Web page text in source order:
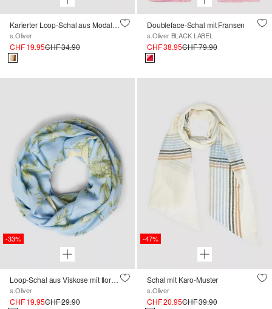
Karierter Loop-Schal aus Modalmix
s.Oliver
CHF 19.95CHF 34.90
Doubleface-Schal mit Fransen
s.Oliver BLACK LABEL
CHF 38.95CHF 79.90
-33%
Loop-Schal aus Viskose mit floralem Muster
s.Oliver
CHF 19.95CHF 29.90
-47%
Schal mit Karo-Muster
s.Oliver
CHF 20.95CHF 39.90